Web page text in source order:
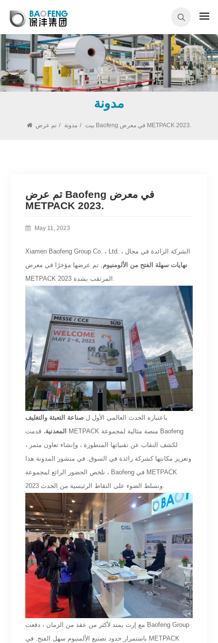
مدونة
بيت / مدونة / تم عرض Baofeng في معرض METPACK 2023.
تم عرض Baofeng في معرض
METPACK 2023.
May 11, 2023
Xiamen Baofeng Group Co. ، Ltd. ، الشركة الرائدة في مجال
نهايات سهلة الفتح من الألومنيوم تم عرضها مؤخرًا في معرض
باعتباره الحدث العالمي الأول ل صناعة التعبئة والتغليف
المعدنية، قدمت METPACK منصة مثالية لمجموعة Baofeng
لكشف النقاب عن تقنياتها المتطورة ، وإنشاء تعاون مثمر ،
وتعزيز مكانتها كشركة رائدة في السوق. في منشور المدونة هذا
، نلخص الحضور الرائع لمجموعة Baofeng في METPACK
2023 ونسلط الضوء على النقاط الرئيسية من الحدث.
مع إرث يمتد لأكثر من عقد من الزمان ، دفعت Baofeng Group
باستمرار حدود تصنيع الألمنيوم سهل الفتح. في METPACK